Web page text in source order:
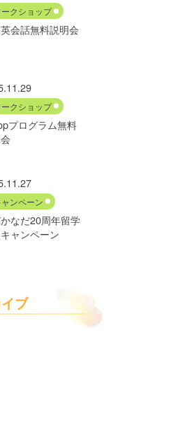
ークショップ
会話無料説明会
ークショップ
プログラム無料
ンペーン
なだ20周年留学
ャンペーン
ブ